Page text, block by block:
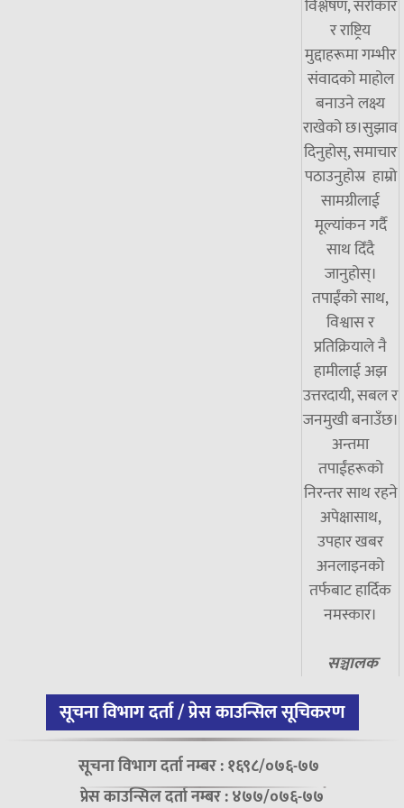
विश्लेषण, सरोकार
र राष्ट्रिय
मुद्दाहरूमा गम्भीर
संवादको माहोल
बनाउने लक्ष्य
राखेको छ।सुझाव
दिनुहोस्, समाचार
पठाउनुहोस्र हाम्रो
सामग्रीलाई
मूल्यांकन गर्दै
साथ दिँदै
जानुहोस्।
तपाईंको साथ,
विश्वास र
प्रतिक्रियाले नै
हामीलाई अझ
उत्तरदायी, सबल र
जनमुखी बनाउँछ।
अन्तमा
तपाईंहरूको
निरन्तर साथ रहने
अपेक्षासाथ,
उपहार खबर
अनलाइनको
तर्फबाट हार्दिक
नमस्कार।
सञ्चालक
सूचना विभाग दर्ता / प्रेस काउन्सिल सूचिकरण
सूचना विभाग दर्ता नम्बर : १६९८/०७६-७७
प्रेस काउन्सिल दर्ता नम्बर : ४७७/०७६-७७